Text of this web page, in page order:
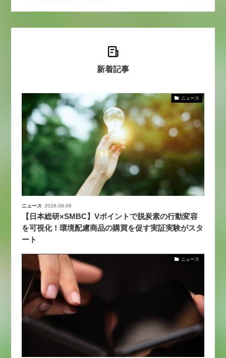
新着記事
ニュース
ニュース 2026.08.06
【日本総研×SMBC】Vポイントで脱炭素の行動変容
を可視化！環境配慮商品の購買を促す実証実験がスタ
ート
ニュース